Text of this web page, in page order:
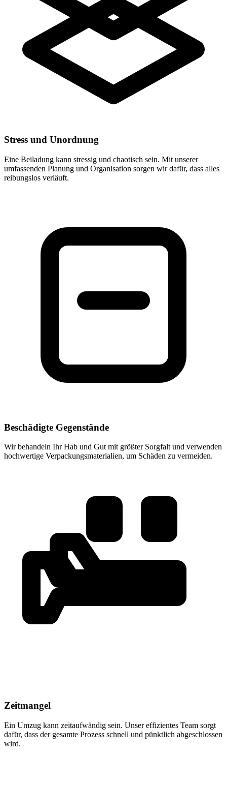
Stress und Unordnung
Eine Beiladung kann stressig und chaotisch sein. Mit unserer
umfassenden Planung und Organisation sorgen wir dafür, dass alles
reibungslos verläuft.
Beschädigte Gegenstände
Wir behandeln Ihr Hab und Gut mit größter Sorgfalt und verwenden
hochwertige Verpackungsmaterialien, um Schäden zu vermeiden.
Zeitmangel
Ein Umzug kann zeitaufwändig sein. Unser effizientes Team sorgt
dafür, dass der gesamte Prozess schnell und pünktlich abgeschlossen
wird.